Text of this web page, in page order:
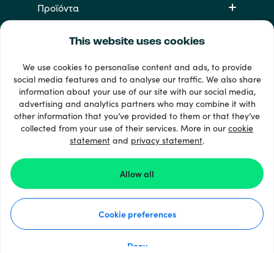
This website uses cookies
We use cookies to personalise content and ads, to provide
social media features and to analyse our traffic. We also share
information about your use of our site with our social media,
advertising and analytics partners who may combine it with
other information that you’ve provided to them or that they’ve
collected from your use of their services. More in ourcookie
statement and privacy statement.
Allow all
Cookie preferences
Deny
Προϊόντα
33 + τρόποι πληρωμής
Εμφάνιση όλων
© 2026 Recharge.com
Δήλωση Απορρήτου